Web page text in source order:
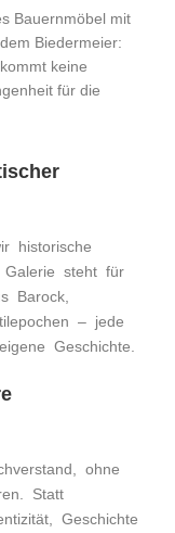
Bauernmöbel mit
Biedermeier:
keine
für die
historische
Galerie steht für
Barock,
– jede
Geschichte.
ohne
Statt
Geschichte